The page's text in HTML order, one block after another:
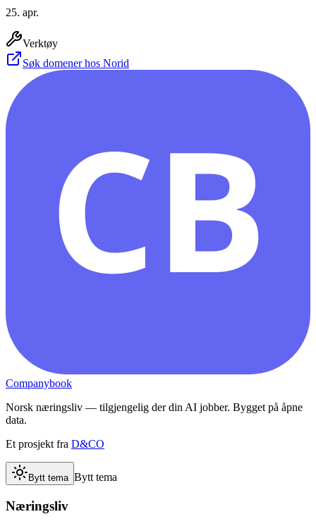
25. apr.
Verktøy
Søk domener hos Norid
CB
Companybook
Norsk næringsliv — tilgjengelig der din AI jobber. Bygget på åpne
data.
Et prosjekt fra D&CO
Bytt tema Bytt tema
Næringsliv